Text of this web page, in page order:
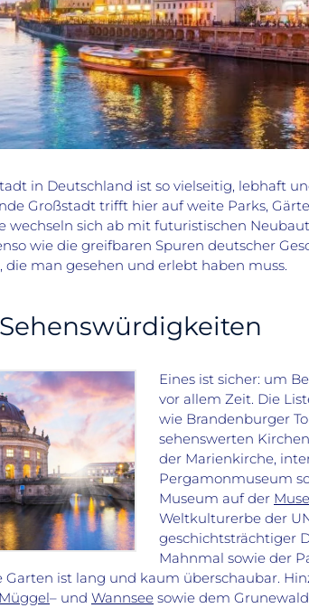
in Deutschland ist so vielseitig, lebhaft
Großstadt trifft hier auf weite Parks,
wechseln sich ab mit futuristischen
wie die greifbaren Spuren deutscher
man gesehen und erlebt haben muss.
Eines ist sicher: um
vor allem Zeit. Die
wie Brandenburger
sehenswerten
der Marienkirche,
Pergamonmuseum
Museum auf der
Weltkulturerbe der
geschichtsträchtiger
Mahnmal sowie der
Garten ist lang und kaum überschaubar.
Müggel– und Wannsee sowie dem